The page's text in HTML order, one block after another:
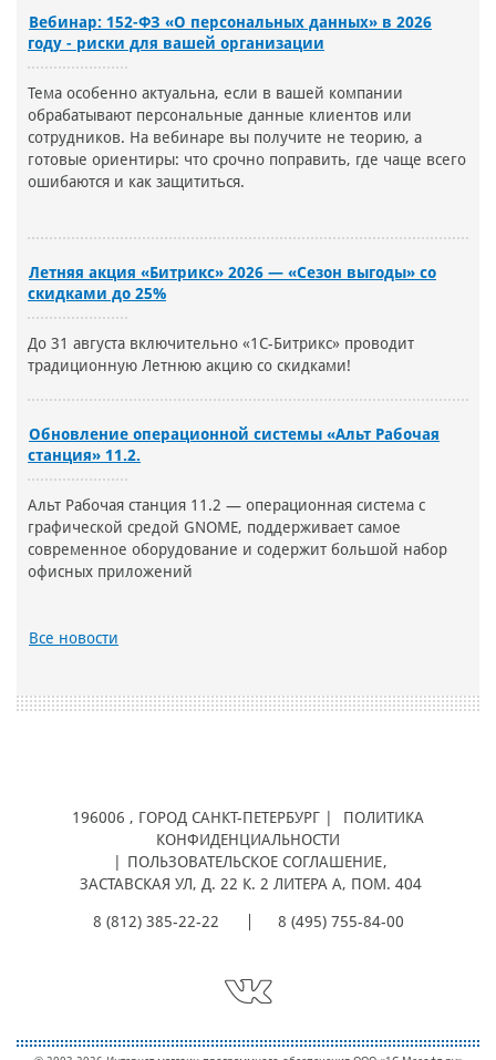
Вебинар: 152-ФЗ «О персональных данных» в 2026
году - риски для вашей организации
Тема особенно актуальна, если в вашей компании
обрабатывают персональные данные клиентов или
сотрудников. На вебинаре вы получите не теорию, а
готовые ориентиры: что срочно поправить, где чаще всего
ошибаются и как защититься.
Летняя акция «Битрикс» 2026 — «Сезон выгоды» со
скидками до 25%
До 31 августа включительно «1С-Битрикс» проводит
традиционную Летнюю акцию со скидками!
Обновление операционной системы «Альт Рабочая
станция» 11.2.
Альт Рабочая станция 11.2 — операционная система с
графической средой GNOME, поддерживает самое
современное оборудование и содержит большой набор
офисных приложений
Все новости
196006 , ГОРОД САНКТ-ПЕТЕРБУРГ |
ПОЛИТИКА
КОНФИДЕНЦИАЛЬНОСТИ
ПОЛЬЗОВАТЕЛЬСКОЕ СОГЛАШЕНИЕ,
ЗАСТАВСКАЯ УЛ, Д. 22 К. 2 ЛИТЕРА А, ПОМ. 404
8 (812) 385-22-22 8 (495) 755-84-00